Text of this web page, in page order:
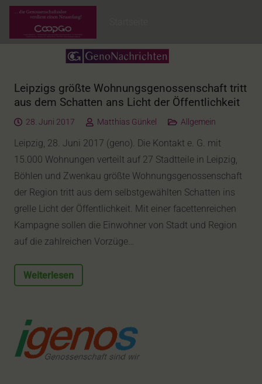
Leipzigs größte Wohnungsgenossenschaft tritt
aus dem Schatten ans Licht der Öffentlichkeit
28. Juni 2017 Matthias Günkel Allgemein
Leipzig, 28. Juni 2017 (geno). Die Kontakt e. G. mit
15.000 Wohnungen verteilt auf 27 Stadtteile in Leipzig,
Böhlen und Zwenkau größte Wohnungsgenossenschaft
der Region tritt aus dem selbstgewählten Schatten ins
grelle Licht der Öffentlichkeit. Mit einer facettenreichen
Kampagne sollen die Einwohner von Stadt und Region
auf die zahlreichen Vorzüge…
Weiterlesen